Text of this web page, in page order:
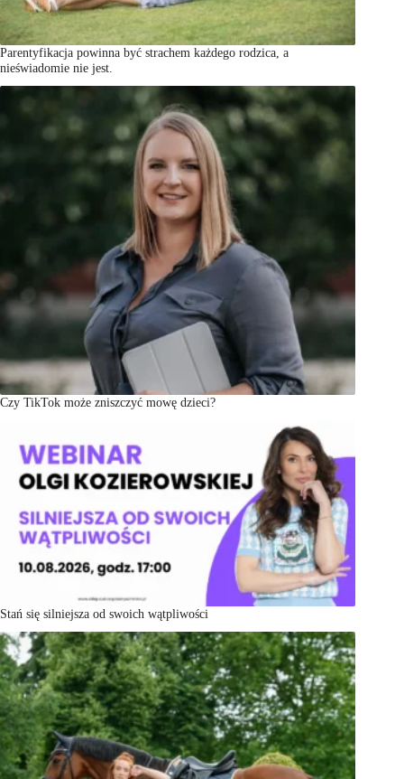
Parentyfikacja powinna być strachem każdego rodzica, a
nieświadomie nie jest.
Czy TikTok może zniszczyć mowę dzieci?
Stań się silniejsza od swoich wątpliwości